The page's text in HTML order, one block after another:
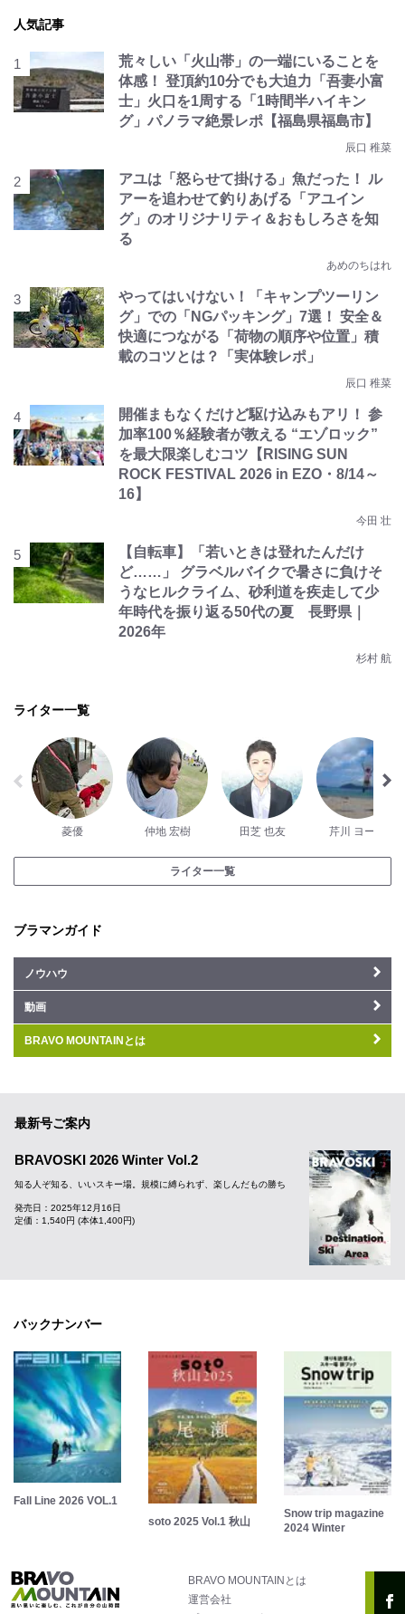
人気記事
荒々しい「火山帯」の一端にいることを
体感！ 登頂約10分でも大迫力「吾妻小富
士」火口を1周する「1時間半ハイキン
グ」パノラマ絶景レポ【福島県福島市】
辰口 稚菜
アユは「怒らせて掛ける」魚だった！ ル
アーを追わせて釣りあげる「アユイン
グ」のオリジナリティ＆おもしろさを知
る
あめのちはれ
やってはいけない！「キャンプツーリン
グ」での「NGパッキング」7選！ 安全＆
快適につながる「荷物の順序や位置」積
載のコツとは？「実体験レポ」
辰口 稚菜
開催まもなくだけど駆け込みもアリ！ 参
加率100％経験者が教える “エゾロック”
を最大限楽しむコツ【RISING SUN
ROCK FESTIVAL 2026 in EZO・8/14～
16】
今田 壮
【自転車】「若いときは登れたんだけ
ど……」 グラベルバイクで暑さに負けそ
うなヒルクライム、砂利道を疾走して少
年時代を振り返る50代の夏 長野県｜
2026年
杉村 航
ライター一覧
菱優 仲地 宏樹 田芝 也友 芹川 ヨーコ
ライター一覧
ブラマンガイド
ノウハウ
動画
BRAVO MOUNTAINとは
最新号ご案内
BRAVOSKI 2026 Winter Vol.2
知る人ぞ知る、いいスキー場。規模に縛られず、楽しんだもの勝ち
発売日：2025年12月16日
定価：1,540円 (本体1,400円)
バックナンバー
Fall Line 2026 VOL.1
soto 2025 Vol.1 秋山
Snow trip magazine
2024 Winter
BRAVO MOUNTAINとは
運営会社